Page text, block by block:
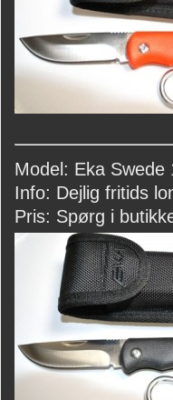
Model: Eka Swede
Info: Dejlig fritids
Pris: Spørg i